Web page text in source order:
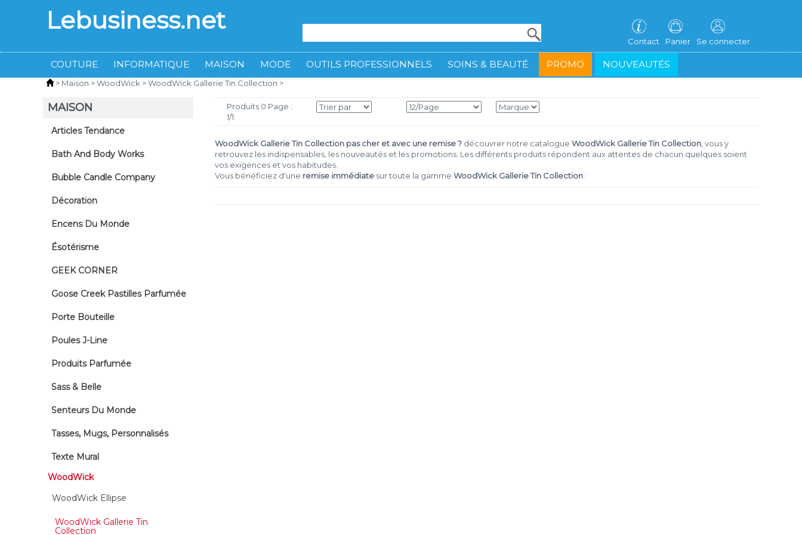
Lebusiness.net
Se connecter
Panier
Contact
COUTURE INFORMATIQUE MAISON MODE OUTILS PROFESSIONNELS SOINS & BEAUTÉ PROMO NOUVEAUTÉS
> Maison >WoodWick >WoodWick Gallerie Tin Collection >
MAISON
Articles Tendance
Bath And Body Works
Bubble Candle Company
Décoration
Encens Du Monde
Ésotérisme
GEEK CORNER
Goose Creek Pastilles Parfumée
Porte Bouteille
Poules J-Line
Produits Parfumée
Sass & Belle
Senteurs Du Monde
Tasses, Mugs, Personnalisés
Texte Mural
WoodWick
WoodWick Ellipse
WoodWick Gallerie Tin
Collection
Produits 0 Page :
1/1
WoodWick Gallerie Tin Collection pas cher et avec une remise ? découvrer notre catalogue WoodWick Gallerie Tin Collection , vous y
retrouvez les indispensables, les nouveautés et les promotions. Les différents produits répondent aux attentes de chacun quelques soient
vos exigences et vos habitudes.
Vous bénéficiez d'une remise immédiate sur toute la gamme WoodWick Gallerie Tin Collection :